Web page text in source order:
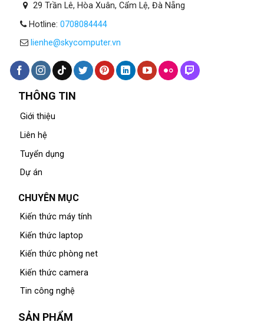
29 Trần Lê, Hòa Xuân, Cẩm Lệ, Đà Nẵng
Hotline: 0708084444
lienhe@skycomputer.vn
THÔNG TIN
Giới thiệu
Liên hệ
Tuyển dụng
Dự án
CHUYÊN MỤC
Kiến thức máy tính
Kiến thức laptop
Kiến thức phòng net
Kiến thức camera
Tin công nghệ
SẢN PHẨM